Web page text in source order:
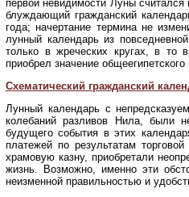
первой невидимости Луны считался
блуждающий гражданский
года; начертание термина не
лунный календарь из
только в жреческих кругах, в то
приобрел значение
Схематический гражданский
Лунный календарь с
колебаний разливов Нила, были
будущего события в этих
платежей по результатам
храмовую казну, приобретали
жизнь. Возможно, именно эти
неизменной правильностью и